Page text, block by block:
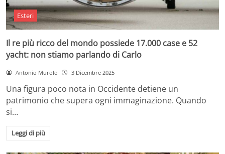
Esteri
Il re più ricco del mondo possiede 17.000 case e 52
yacht: non stiamo parlando di Carlo
Antonio Murolo 3 Dicembre 2025
Una figura poco nota in Occidente detiene un
patrimonio che supera ogni immaginazione. Quando
si…
Leggi di più